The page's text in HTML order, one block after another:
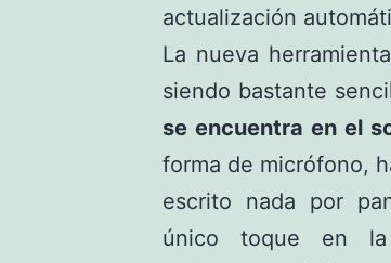
actualización
La nueva
siendo bastante
se encuentra en el
forma de micrófono,
escrito nada por
único toque en la